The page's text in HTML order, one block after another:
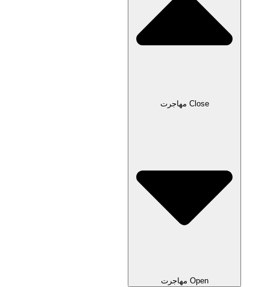
Close مهاجرت
Open مهاجرت